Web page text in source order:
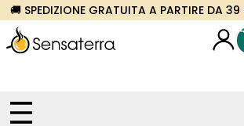
🚚 SPEDIZIONE GRATUITA A PARTIRE DA